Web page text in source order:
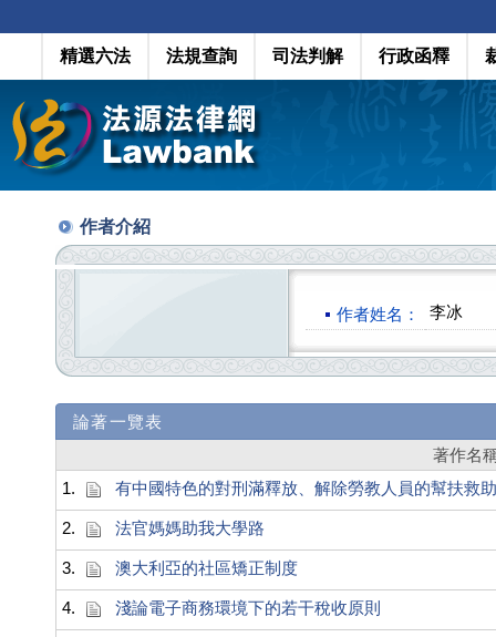
精選六法 法規查詢 司法判解 行政函釋
作者介紹
作者姓名： 李冰
論著一覽表
著作名
1.
有中國特色的對刑滿釋放、解除勞教人員的幫扶救
2. 法官媽媽助我大學路
3. 澳大利亞的社區矯正制度
4. 淺論電子商務環境下的若干稅收原則